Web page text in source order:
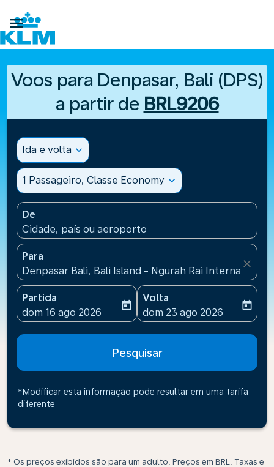

Voos para Denpasar, Bali (DPS)
a partir de BRL9206
Ida e volta expand_more
1 Passageiro, Classe Economy expand_more
De
Cidade, país ou aeroporto
Para
Denpasar Bali, Bali Island - Ngurah Rai
close
Partida
fc-booking-departure-date-aria-label
dom 16 ago 2026
today
Volta
fc-booking-return-date-
dom 23 ago 2026
today
Pesquisar
*Modificar esta informação pode resultar em uma tarifa
diferente
* Os preços exibidos são para um adulto. Preços em BRL. Taxas e